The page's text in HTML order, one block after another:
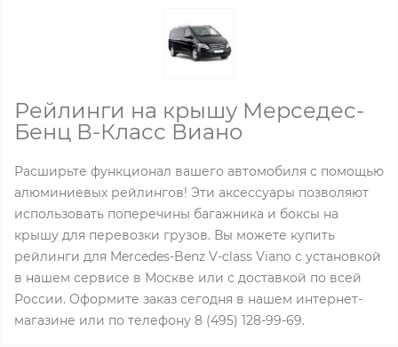
Рейлинги на крышу Мерседес-
Бенц В-Класс Виано
Расширьте функционал вашего автомобиля с помощью
алюминиевых рейлингов! Эти аксессуары позволяют
использовать поперечины багажника и боксы на
крышу для перевозки грузов. Вы можете купить
рейлинги для Mercedes-Benz V-class Viano с установкой
в нашем сервисе в Москве или с доставкой по всей
России. Оформите заказ сегодня в нашем интернет-
магазине или по телефону 8 (495) 128-99-69.